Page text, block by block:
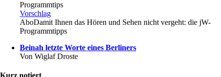
Programmtips
Vorschlag
AboDamit Ihnen das Hören und Sehen nicht vergeht: die jW-
Programmtipps
Beinah letzte Worte eines Berliners
Von Wiglaf Droste